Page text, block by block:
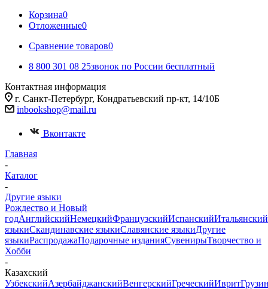
Корзина0
Отложенные0
Сравнение товаров0
8 800 301 08 25звонок по России бесплатный
Контактная информация
г. Санкт-Петербург, Кондратьевский пр-кт, 14/10Б
inbookshop@mail.ru
Вконтакте
Главная
-
Каталог
-
Другие языки
Рождество и Новый
годАнглийскийНемецкийФранцузскийИспанскийИтальянский
языкиСкандинавские языкиСлавянские языкиДругие
языкиРаспродажаПодарочные изданияСувенирыТворчество и
Хобби
-
Казахский
УзбекскийАзербайджанскийВенгерскийГреческийИврит